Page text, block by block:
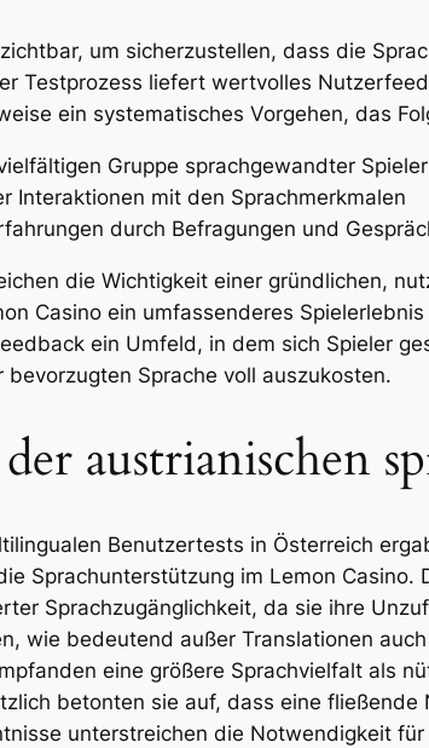
um sicherzustellen, dass die
Testprozess liefert wertvolles
ein systematisches Vorgehen, das
Gruppe sprachgewandter Spieler
Interaktionen mit den Sprachmerkmalen
durch Befragungen und
die Wichtigkeit einer gründlichen,
Casino ein umfassenderes
ein Umfeld, in dem sich Spieler
bevorzugten Sprache voll auszukosten.
austrianischen
Benutzertests in Österreich
Sprachunterstützung im Lemon
Sprachzugänglichkeit, da sie ihre
wie bedeutend außer Translationen
eine größere Sprachvielfalt als
betonten sie auf, dass eine
unterstreichen die Notwendigkeit